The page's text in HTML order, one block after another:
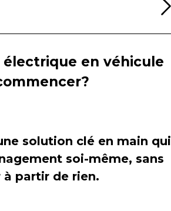
en véhicule
solution clé en main qui
soi-même, sans
partir de rien.